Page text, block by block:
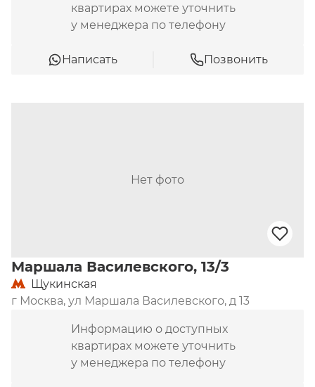
квартирах можете уточнить
у менеджера по телефону
Написать Позвонить
Нет фото
Маршала Василевского, 13/3
Щукинская
г Москва, ул Маршала Василевского, д 13
Информацию о доступных
квартирах можете уточнить
у менеджера по телефону